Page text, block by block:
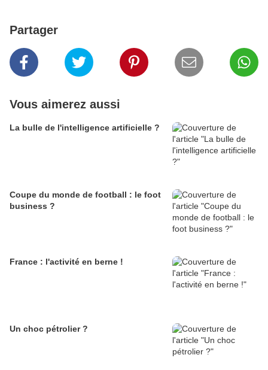
Partager
Vous aimerez aussi
La bulle de l'intelligence artificielle ?
Coupe du monde de football : le foot
business ?
France : l'activité en berne !
Un choc pétrolier ?